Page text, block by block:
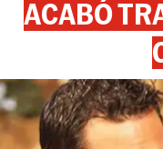
ACABÓ